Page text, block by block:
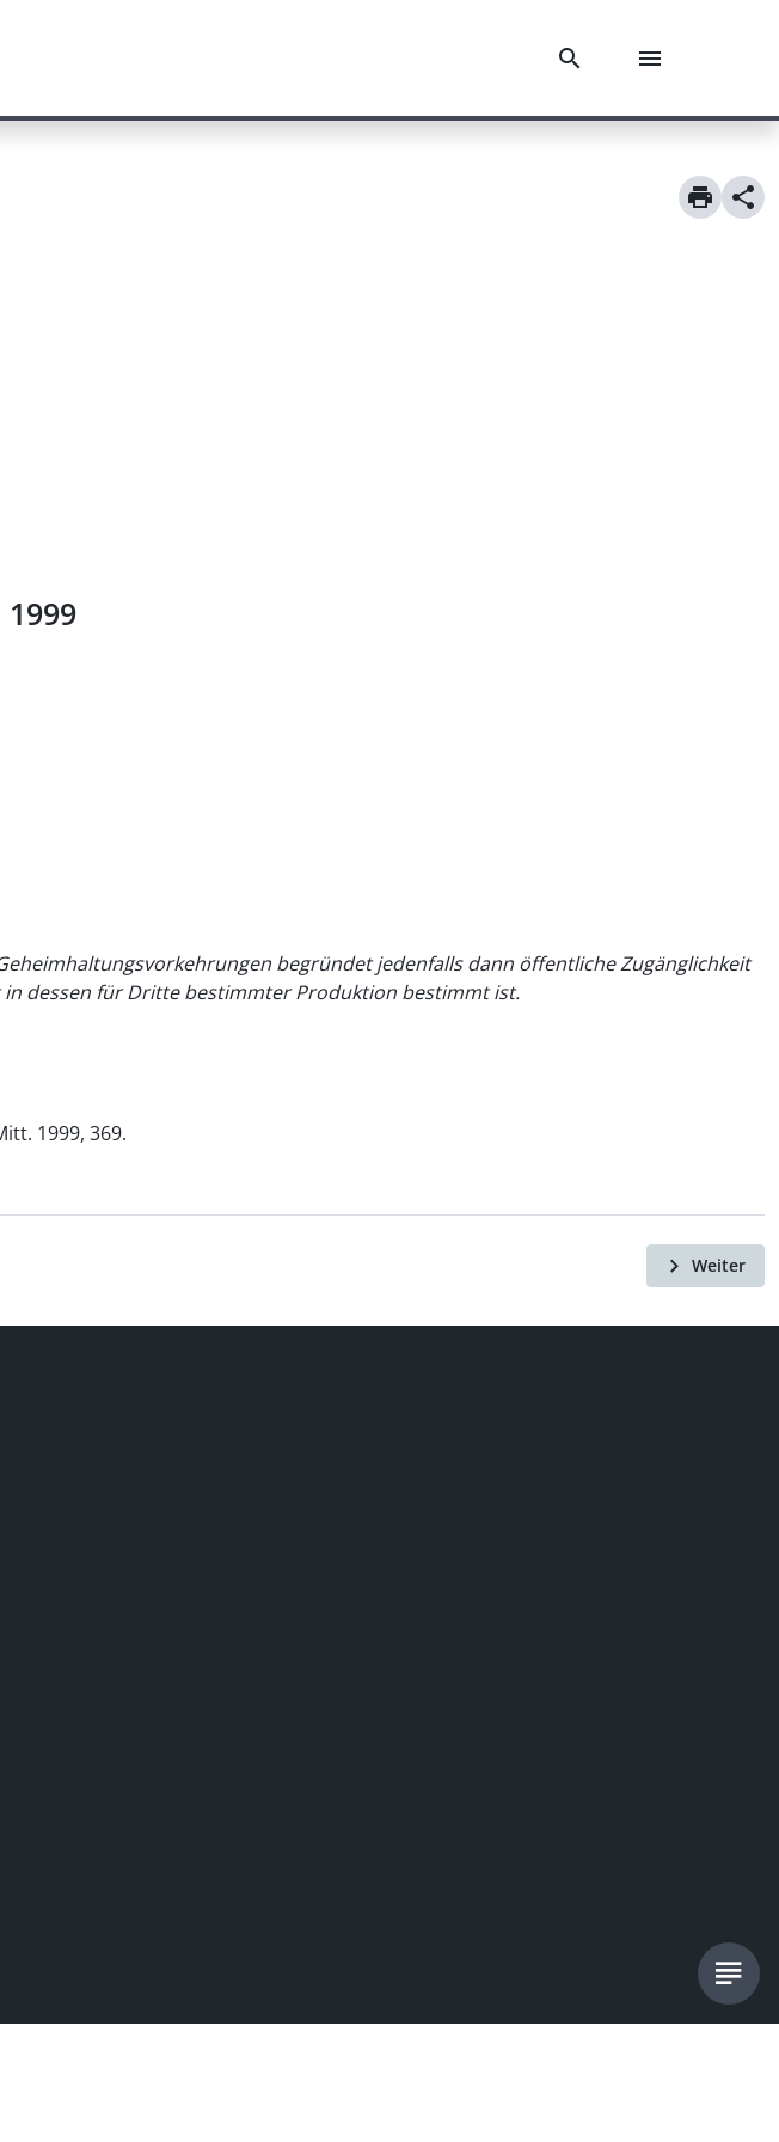
begründet jedenfalls dann öffentliche Zugänglichkeit
dessen für Dritte bestimmter Produktion bestimmt ist.
1999, 369.
Weiter